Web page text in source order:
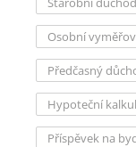
Osobní
Předčasný
Hypoteční
Příspěvek na